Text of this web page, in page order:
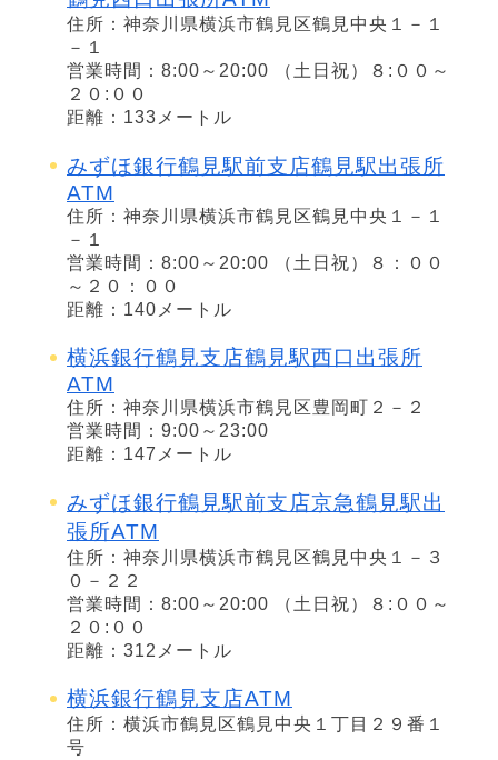
住所：神奈川県横浜市鶴見区鶴見中央１－１
－１
営業時間：8:00～20:00 （土日祝）８:００～
２０:００
距離：133メートル
みずほ銀行鶴見駅前支店鶴見駅出張所
ATM
住所：神奈川県横浜市鶴見区鶴見中央１－１
－１
営業時間：8:00～20:00 （土日祝）８：００
～２０：００
距離：140メートル
横浜銀行鶴見支店鶴見駅西口出張所
ATM
住所：神奈川県横浜市鶴見区豊岡町２－２
営業時間：9:00～23:00
距離：147メートル
みずほ銀行鶴見駅前支店京急鶴見駅出
張所ATM
住所：神奈川県横浜市鶴見区鶴見中央１－３
０－２２
営業時間：8:00～20:00 （土日祝）８:００～
２０:００
距離：312メートル
横浜銀行鶴見支店ATM
住所：横浜市鶴見区鶴見中央１丁目２９番１
号